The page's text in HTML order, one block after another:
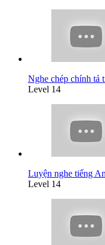
Nghe chép chính tả
Level 14
Luyện nghe tiếng
Level 14